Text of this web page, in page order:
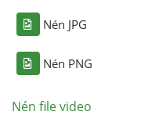
Nén JPG
Nén PNG
Nén file video